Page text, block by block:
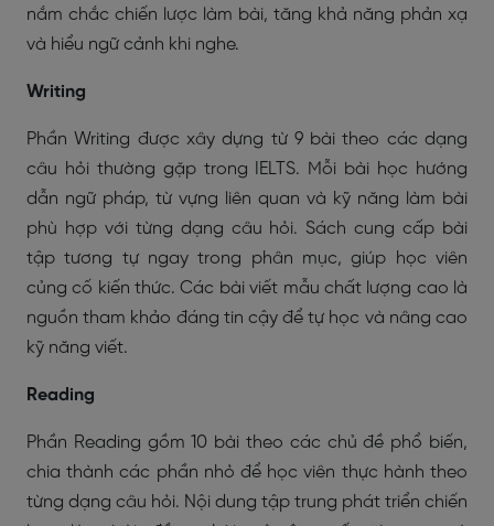
nắm chắc chiến lược làm bài, tăng khả năng phản xạ
và hiểu ngữ cảnh khi nghe.
Writing
Phần Writing được xây dựng từ 9 bài theo các dạng
câu hỏi thường gặp trong IELTS. Mỗi bài học hướng
dẫn ngữ pháp, từ vựng liên quan và kỹ năng làm bài
phù hợp với từng dạng câu hỏi. Sách cung cấp bài
tập tương tự ngay trong phân mục, giúp học viên
củng cố kiến thức. Các bài viết mẫu chất lượng cao là
nguồn tham khảo đáng tin cậy để tự học và nâng cao
kỹ năng viết.
Reading
Phần Reading gồm 10 bài theo các chủ đề phổ biến,
chia thành các phần nhỏ để học viên thực hành theo
từng dạng câu hỏi. Nội dung tập trung phát triển chiến